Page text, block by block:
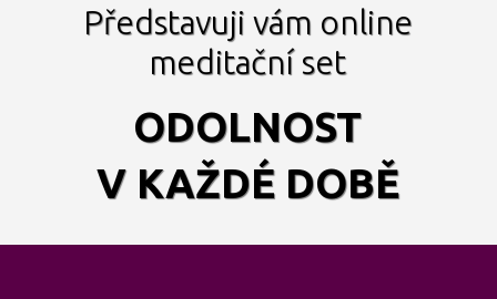
Představuji vám online
meditační set
ODOLNOST
V KAŽDÉ DOBĚ